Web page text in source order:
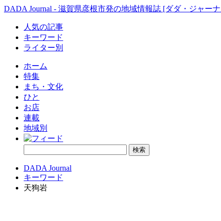
DADA Journal - 滋賀県彦根市発の地域情報誌 [ダダ・ジャー
人気の記事
キーワード
ライター別
ホーム
特集
まち・文化
ひと
お店
連載
地域別
DADA Journal
キーワード
天狗岩